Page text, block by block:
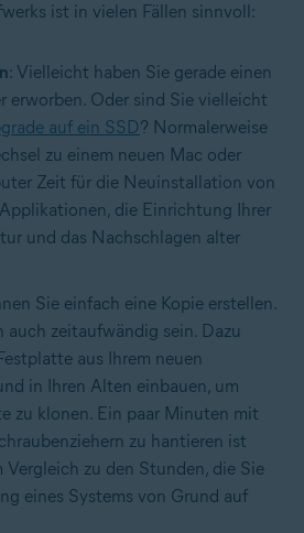
ist in vielen Fällen sinnvoll:
: Vielleicht haben Sie gerade einen
erworben. Oder sind Sie vielleicht
auf ein SSD? Normalerweise
zu einem neuen Mac oder
Zeit für die Neuinstallation von
die Einrichtung Ihrer
und das Nachschlagen alter
Sie einfach eine Kopie erstellen.
auch zeitaufwändig sein. Dazu
aus Ihrem neuen
in Ihren Alten einbauen, um
zu klonen. Ein paar Minuten mit
zu hantieren ist
zu den Stunden, die Sie
eines Systems von Grund auf